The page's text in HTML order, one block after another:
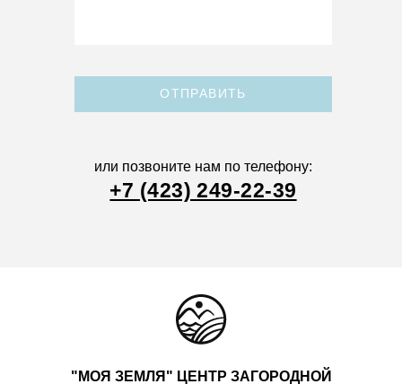
ОТПРАВИТЬ
или позвоните нам по телефону:
+7 (423) 249-22-39
"МОЯ ЗЕМЛЯ" ЦЕНТР ЗАГОРОДНОЙ